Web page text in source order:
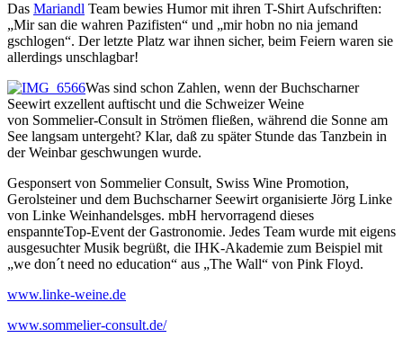
Das Mariandl Team bewies Humor mit ihren T-Shirt Aufschriften:
„Mir san die wahren Pazifisten“ und „mir hobn no nia jemand
gschlogen“. Der letzte Platz war ihnen sicher, beim Feiern waren sie
allerdings unschlagbar!
Was sind schon Zahlen, wenn der Buchscharner
Seewirt exzellent auftischt und die Schweizer Weine
von Sommelier-Consult in Strömen fließen, während die Sonne am
See langsam untergeht? Klar, daß zu später Stunde das Tanzbein in
der Weinbar geschwungen wurde.
Gesponsert von Sommelier Consult, Swiss Wine Promotion,
Gerolsteiner und dem Buchscharner Seewirt organisierte Jörg Linke
von Linke Weinhandelsges. mbH hervorragend dieses
enspannteTop-Event der Gastronomie. Jedes Team wurde mit eigens
ausgesuchter Musik begrüßt, die IHK-Akademie zum Beispiel mit
„we don´t need no education“ aus „The Wall“ von Pink Floyd.
www.linke-weine.de
www.sommelier-consult.de/